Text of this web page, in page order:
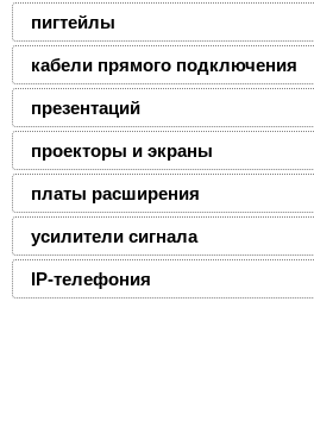
пигтейлы
кабели прямого подключения
презентаций
проекторы и экраны
платы расширения
усилители сигнала
IP-телефония